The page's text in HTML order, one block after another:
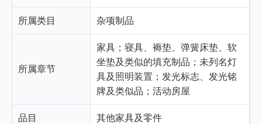
所属类目 杂项制品
所属章节
家具；寝具、褥垫、弹簧床垫、软
坐垫及类似的填充制品；未列名灯
具及照明装置；发光标志、发光铭
牌及类似品；活动房屋
品目 其他家具及零件